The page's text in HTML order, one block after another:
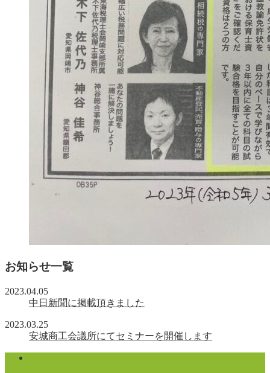
お知らせ一覧
2023.04.05
中日新聞に掲載頂きました
2023.03.25
安城商工会議所にてセミナーを開催します